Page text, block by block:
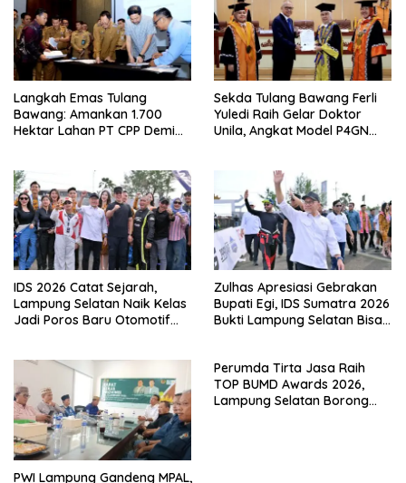
Langkah Emas Tulang
Bawang: Amankan 1.700
Hektar Lahan PT CPP Demi
Sekda Tulang Bawang Ferli
Yuledi Raih Gelar Doktor
Unila, Angkat Model P4GN
IDS 2026 Catat Sejarah,
Lampung Selatan Naik Kelas
Jadi Poros Baru Otomotif
Zulhas Apresiasi Gebrakan
Bupati Egi, IDS Sumatra 2026
Bukti Lampung Selatan Bisa
PWI Lampung Gandeng MPAL,
Perumda Tirta Jasa Raih
TOP BUMD Awards 2026,
Lampung Selatan Borong